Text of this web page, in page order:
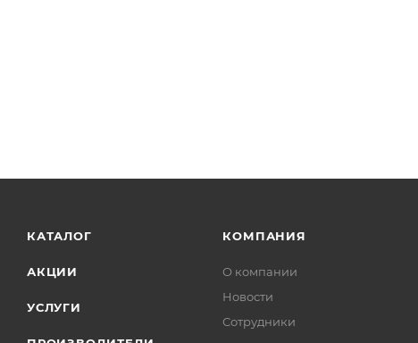
КАТАЛОГ
АКЦИИ
УСЛУГИ
КОМПАНИЯ
О компании
Новости
Сотрудники